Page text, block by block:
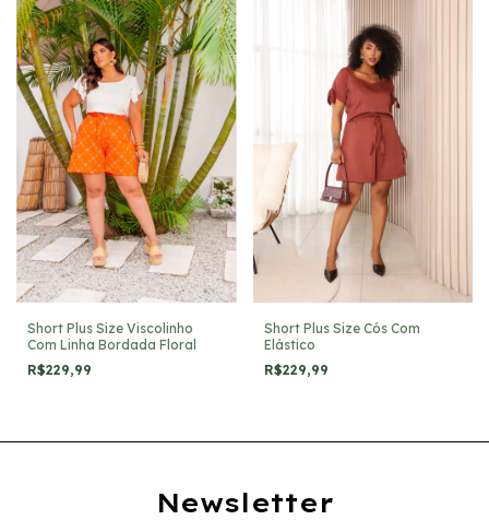
Short Plus Size Viscolinho
Com Linha Bordada Floral
R$229,99
Short Plus Size Cós Com
Elástico
R$229,99
Newsletter